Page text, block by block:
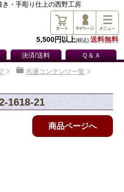
・手彫り仕上の西野工房
5,500円以上(税込) 送料無料
決済/送料 Ｑ＆Ａ
共通コンテンツ一覧
1618-21
商品ページへ